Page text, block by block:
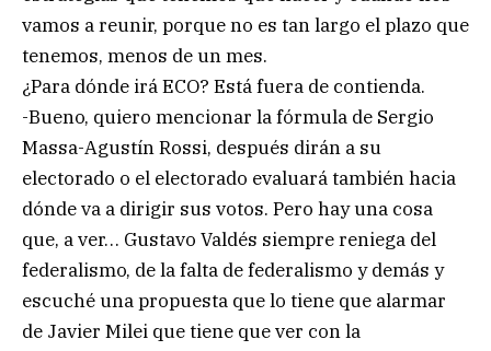
vamos a reunir, porque no es tan largo el plazo que
tenemos, menos de un mes.
¿Para dónde irá ECO? Está fuera de contienda.
-Bueno, quiero mencionar la fórmula de Sergio
Massa-Agustín Rossi, después dirán a su
electorado o el electorado evaluará también hacia
dónde va a dirigir sus votos. Pero hay una cosa
que, a ver… Gustavo Valdés siempre reniega del
federalismo, de la falta de federalismo y demás y
escuché una propuesta que lo tiene que alarmar
de Javier Milei que tiene que ver con la